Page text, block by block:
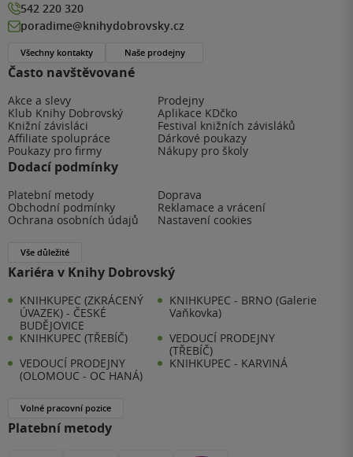
Často navštěvované
Akce a slevy
Prodejny
Klub Knihy Dobrovský
Aplikace KDčko
Knižní závisláci
Festival knižních závisláků
Affiliate spolupráce
Dárkové poukazy
Poukazy pro firmy
Nákupy pro školy
Dodací podmínky
Platební metody
Doprava
Obchodní podmínky
Reklamace a vrácení
Ochrana osobních údajů
Nastavení cookies
Vše důležité
Kariéra v Knihy Dobrovský
KNIHKUPEC (ZKRÁCENÝ
ÚVAZEK) - ČESKÉ
BUDĚJOVICE
KNIHKUPEC - BRNO (Galerie
Vaňkovka)
KNIHKUPEC (TŘEBÍČ)
VEDOUCÍ PRODEJNY
(TŘEBÍČ)
VEDOUCÍ PRODEJNY
(OLOMOUC - OC HANÁ)
KNIHKUPEC - KARVINÁ
Volné pracovní pozice
Platební metody
542 220 320
poradime@knihydobrovsky.cz
Všechny kontakty Naše prodejny